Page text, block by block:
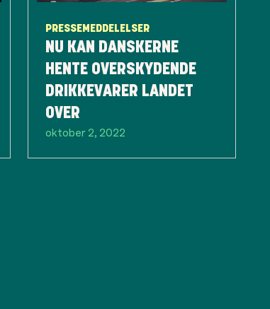
PRESSEMEDDELELSER
NU KAN DANSKERNE
HENTE OVERSKYDENDE
DRIKKEVARER LANDET
OVER
oktober 2, 2022